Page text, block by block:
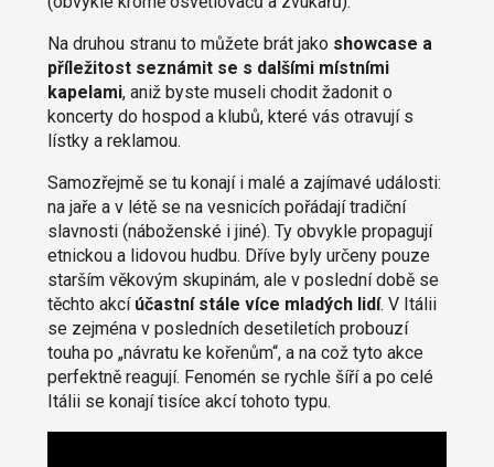
Na druhou stranu to můžete brát jako showcase a
příležitost seznámit se s dalšími místními
kapelami, aniž byste museli chodit žadonit o
koncerty do hospod a klubů, které vás otravují s
lístky a reklamou.
Samozřejmě se tu konají i malé a zajímavé události:
na jaře a v létě se na vesnicích pořádají tradiční
slavnosti (náboženské i jiné). Ty obvykle propagují
etnickou a lidovou hudbu. Dříve byly určeny pouze
starším věkovým skupinám, ale v poslední době se
těchto akcí účastní stále více mladých lidí. V Itálii
se zejména v posledních desetiletích probouzí
touha po „návratu ke kořenům“, a na což tyto akce
perfektně reagují. Fenomén se rychle šíří a po celé
Itálii se konají tisíce akcí tohoto typu.